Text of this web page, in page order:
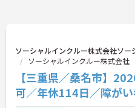
・広域支援員として複数のホー
ームのパートスタッフの教育や
ことができ、現場の介助業務に
営や人材育成の視点を養うこと
ネージャー候補としてのステッ
す。
ソーシャルインクルー株式会社ソ
ソーシャルインクルー株式会社
【三重県／桑名市】
可／年休114日／障が